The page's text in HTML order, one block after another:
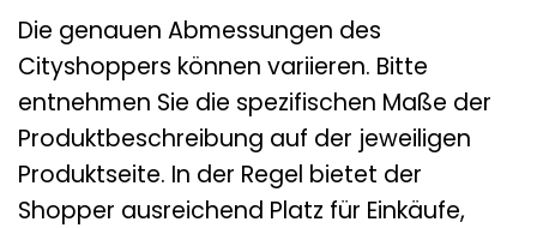
Die genauen Abmessungen des
Cityshoppers können variieren. Bitte
entnehmen Sie die spezifischen Maße der
Produktbeschreibung auf der jeweiligen
Produktseite. In der Regel bietet der
Shopper ausreichend Platz für Einkäufe,